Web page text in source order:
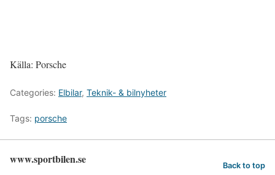
Källa: Porsche
Categories: Elbilar, Teknik- & bilnyheter
Tags: porsche
www.sportbilen.se Back to top